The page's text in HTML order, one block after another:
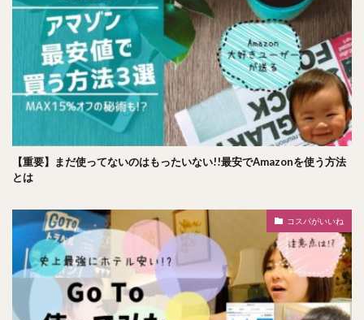
【重要】まだ使ってないのはもったいない!!最安でAmazonを使う方法
とは
コスパがいいね